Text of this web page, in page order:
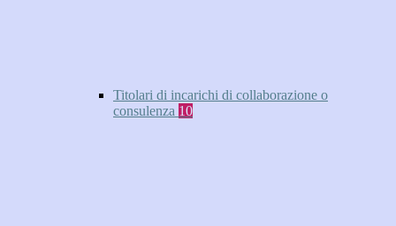
Titolari di incarichi di collaborazione o
consulenza 10